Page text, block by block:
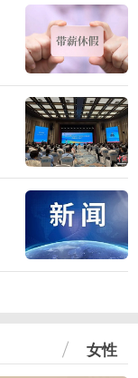
女性